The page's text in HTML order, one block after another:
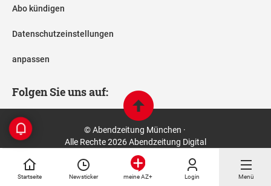
Startseite Newsticker meine AZ+ Login Menü
Abo kündigen
Datenschutzeinstellungen
anpassen
Folgen Sie uns auf:
© Abendzeitung München ·
Alle Rechte 2026 Abendzeitung Digital